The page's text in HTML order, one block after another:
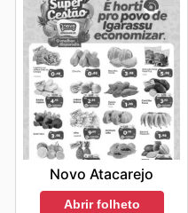
Novo Atacarejo
Abrir folheto